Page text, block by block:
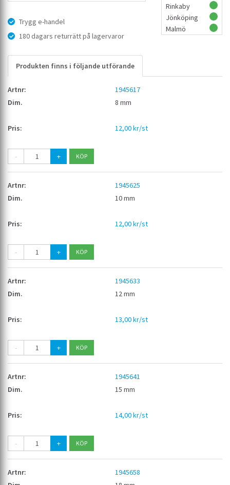
Trygg e-handel
180 dagars returrätt på lagervaror
Rinkaby
Jönköping
Malmö
Produkten finns i följande utförande
1945617
8 mm
12,00 kr/st
- +
1945625
10 mm
12,00 kr/st
- +
1945633
12 mm
13,00 kr/st
- +
1945641
15 mm
14,00 kr/st
- +
1945658